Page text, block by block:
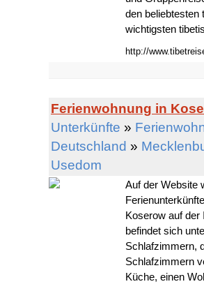
den beliebtesten
wichtigsten
http://
Ferienwohnung in
Unterkünfte »
Deutschland »
Usedom
Auf der Website
Koserow auf der
befindet sich
Schlafzimmern,
Schlafzimmern
Küche, einen